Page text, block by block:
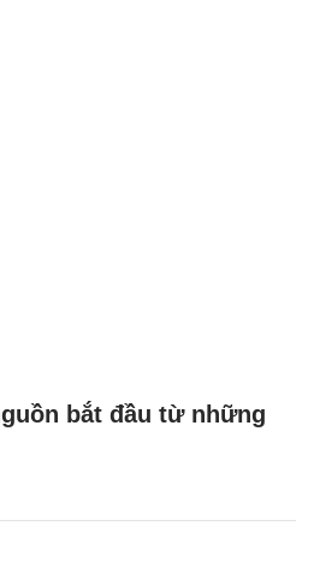
bắt đầu từ những